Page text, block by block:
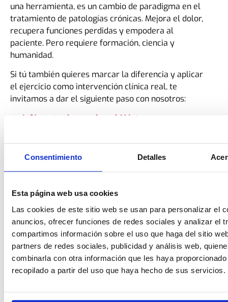
Consentimiento Detalles
Esta página web usa cookies
Las cookies de este sitio web se usan para personalizar el
anuncios, ofrecer funciones de redes sociales y analizar el
compartimos información sobre el uso que haga del sitio
partners de redes sociales, publicidad y análisis web,
combinarla con otra información que les haya
recopilado a partir del uso que haya hecho de sus servicios.
una herramienta, es un cambio de paradigma en el
tratamiento de patologías crónicas. Mejora el dolor,
recupera funciones perdidas y empodera al
paciente. Pero requiere formación, ciencia y
humanidad.
Si tú también quieres marcar la diferencia y aplicar
el ejercicio como intervención clínica real, te
invitamos a dar el siguiente paso con nosotros:
👉 Infórmate ahora sobre el Máster en